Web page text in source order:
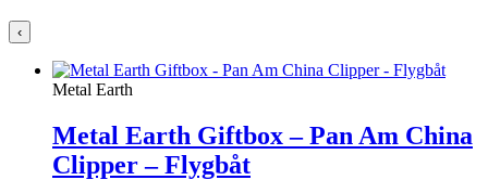
‹
Metal Earth
Metal Earth Giftbox – Pan Am China
Clipper – Flygbåt